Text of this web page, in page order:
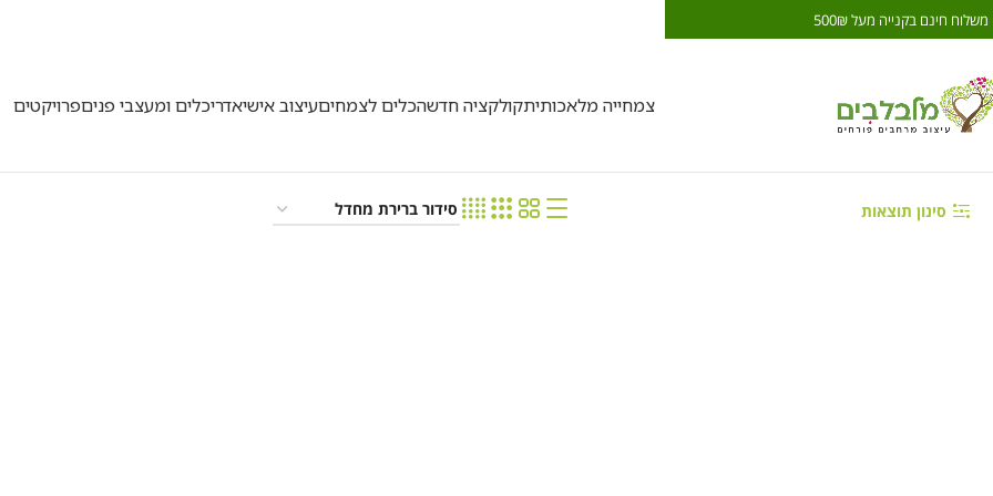
צמחייה מלאכותיתקולקציה חדשהכלים לצמחיםעיצוב אישיאדריכלים ומעצבי פניםפרויקטים
סינון תוצאות
משלוח חינם בקנייה מעל 500₪